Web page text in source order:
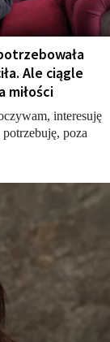
Ale ciągle
miłości
interesuję
poza